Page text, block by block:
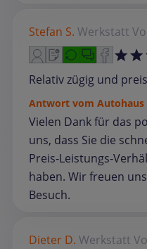
Stefan S. Werkstatt
Relativ zügig und
Antwort vom Autohaus
Vielen Dank für das
uns, dass Sie die
haben. Wir freuen
Besuch.
Dieter D. Werkstatt